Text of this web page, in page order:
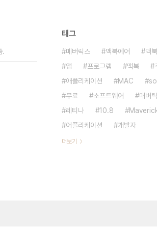
.
태그
메버릭스 맥북에어 맥
앱
프로그램 맥북
애플리케이션
MAC
무료
소프트웨어 매버릭
레티나
10.8
어플리케이션
개발자
더보기